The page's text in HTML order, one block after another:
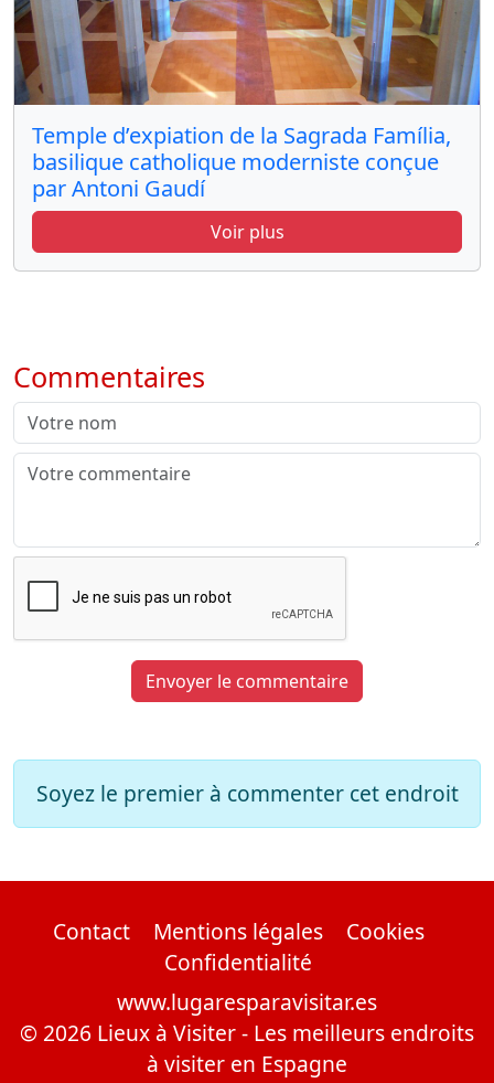
Temple d’expiation de la Sagrada Família,
basilique catholique moderniste conçue
par Antoni Gaudí
Voir plus
Commentaires
Envoyer le commentaire
Soyez le premier à commenter cet endroit
Contact Mentions légales
Cookies
Confidentialité
www.lugaresparavisitar.es
© 2026 Lieux à Visiter - Les meilleurs endroits
à visiter en Espagne